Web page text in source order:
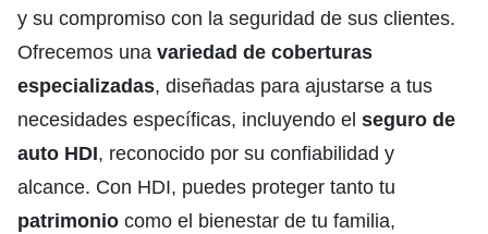
y su compromiso con la seguridad de sus clientes.
Ofrecemos una variedad de coberturas
especializadas, diseñadas para ajustarse a tus
necesidades específicas, incluyendo el seguro de
auto HDI, reconocido por su confiabilidad y
alcance. Con HDI, puedes proteger tanto tu
patrimonio como el bienestar de tu familia,